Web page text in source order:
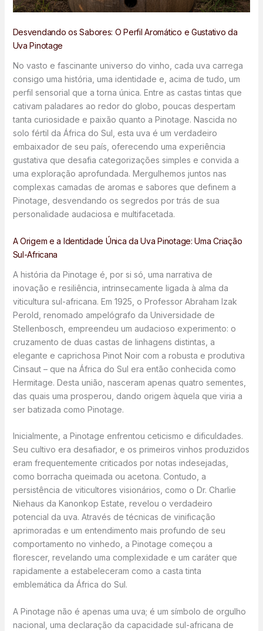
Desvendando os Sabores: O Perfil Aromático e Gustativo da
Uva Pinotage
No vasto e fascinante universo do vinho, cada uva carrega
consigo uma história, uma identidade e, acima de tudo, um
perfil sensorial que a torna única. Entre as castas tintas que
cativam paladares ao redor do globo, poucas despertam
tanta curiosidade e paixão quanto a Pinotage. Nascida no
solo fértil da África do Sul, esta uva é um verdadeiro
embaixador de seu país, oferecendo uma experiência
gustativa que desafia categorizações simples e convida a
uma exploração aprofundada. Mergulhemos juntos nas
complexas camadas de aromas e sabores que definem a
Pinotage, desvendando os segredos por trás de sua
personalidade audaciosa e multifacetada.
A Origem e a Identidade Única da Uva Pinotage: Uma Criação
Sul-Africana
A história da Pinotage é, por si só, uma narrativa de
inovação e resiliência, intrinsecamente ligada à alma da
viticultura sul-africana. Em 1925, o Professor Abraham Izak
Perold, renomado ampelógrafo da Universidade de
Stellenbosch, empreendeu um audacioso experimento: o
cruzamento de duas castas de linhagens distintas, a
elegante e caprichosa Pinot Noir com a robusta e produtiva
Cinsaut – que na África do Sul era então conhecida como
Hermitage. Desta união, nasceram apenas quatro sementes,
das quais uma prosperou, dando origem àquela que viria a
ser batizada como Pinotage.
Inicialmente, a Pinotage enfrentou ceticismo e dificuldades.
Seu cultivo era desafiador, e os primeiros vinhos produzidos
eram frequentemente criticados por notas indesejadas,
como borracha queimada ou acetona. Contudo, a
persistência de viticultores visionários, como o Dr. Charlie
Niehaus da Kanonkop Estate, revelou o verdadeiro
potencial da uva. Através de técnicas de vinificação
aprimoradas e um entendimento mais profundo de seu
comportamento no vinhedo, a Pinotage começou a
florescer, revelando uma complexidade e um caráter que
rapidamente a estabeleceram como a casta tinta
emblemática da África do Sul.
A Pinotage não é apenas uma uva; é um símbolo de orgulho
nacional, uma declaração da capacidade sul-africana de